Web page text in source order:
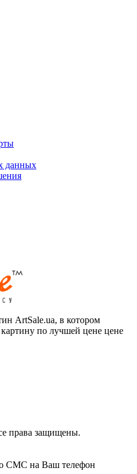
данных
ArtSale.ua, в котором
по лучшей цене цене
права защищены.
СМС на Ваш телефон